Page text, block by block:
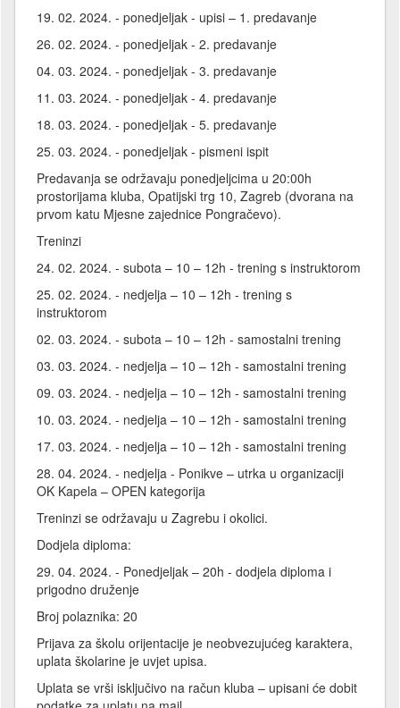
19. 02. 2024. - ponedjeljak - upisi – 1. predavanje
26. 02. 2024. - ponedjeljak - 2. predavanje
04. 03. 2024. - ponedjeljak - 3. predavanje
11. 03. 2024. - ponedjeljak - 4. predavanje
18. 03. 2024. - ponedjeljak - 5. predavanje
25. 03. 2024. - ponedjeljak - pismeni ispit
Predavanja se održavaju ponedjeljcima u 20:00h
prostorijama kluba, Opatijski trg 10, Zagreb (dvorana na
prvom katu Mjesne zajednice Pongračevo).
Treninzi
24. 02. 2024. - subota – 10 – 12h - trening s instruktorom
25. 02. 2024. - nedjelja – 10 – 12h - trening s
instruktorom
02. 03. 2024. - subota – 10 – 12h - samostalni trening
03. 03. 2024. - nedjelja – 10 – 12h - samostalni trening
09. 03. 2024. - nedjelja – 10 – 12h - samostalni trening
10. 03. 2024. - nedjelja – 10 – 12h - samostalni trening
17. 03. 2024. - nedjelja – 10 – 12h - samostalni trening
28. 04. 2024. - nedjelja - Ponikve – utrka u organizaciji
OK Kapela – OPEN kategorija
Treninzi se održavaju u Zagrebu i okolici.
Dodjela diploma:
29. 04. 2024. - Ponedjeljak – 20h - dodjela diploma i
prigodno druženje
Broj polaznika: 20
Prijava za školu orijentacije je neobvezujućeg karaktera,
uplata školarine je uvjet upisa.
Uplata se vrši isključivo na račun kluba – upisani će dobit